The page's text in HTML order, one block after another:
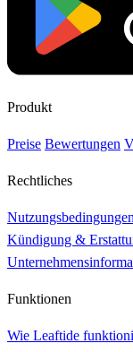
Produkt
Preise Bewertungen
Rechtliches
Nutzungsbedingungen
Kündigung &
Funktionen
Wie Leaftide